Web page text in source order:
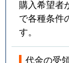
購入希望者
で各種条件
す。
代金の受